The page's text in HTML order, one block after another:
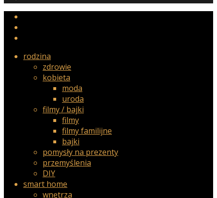
rodzina
zdrowie
kobieta
moda
uroda
filmy / bajki
filmy
filmy familijne
bajki
pomysły na prezenty
przemyślenia
DIY
smart home
wnętrza